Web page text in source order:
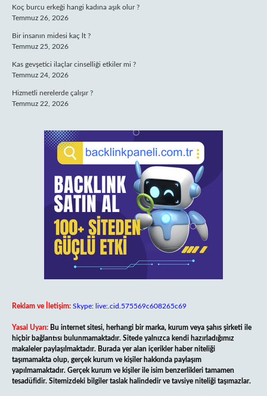
Koç burcu erkeği hangi kadına aşık olur ?
Temmuz 26, 2026
Bir insanın midesi kaç lt ?
Temmuz 25, 2026
Kas gevşetici ilaçlar cinselliği etkiler mi ?
Temmuz 24, 2026
Hizmetli nerelerde çalışır ?
Temmuz 22, 2026
Reklam ve İletişim: Skype: live:.cid.575569c608265c69
Yasal Uyarı: Bu internet sitesi, herhangi bir marka, kurum veya şahıs şirketi ile
hiçbir bağlantısı bulunmamaktadır. Sitede yalnızca kendi hazırladığımız
makaleler paylaşılmaktadır. Burada yer alan içerikler haber niteliği
taşımamakta olup, gerçek kurum ve kişiler hakkında paylaşım
yapılmamaktadır. Gerçek kurum ve kişiler ile isim benzerlikleri tamamen
tesadüfidir. Sitemizdeki bilgiler taslak halindedir ve tavsiye niteliği taşımazlar.